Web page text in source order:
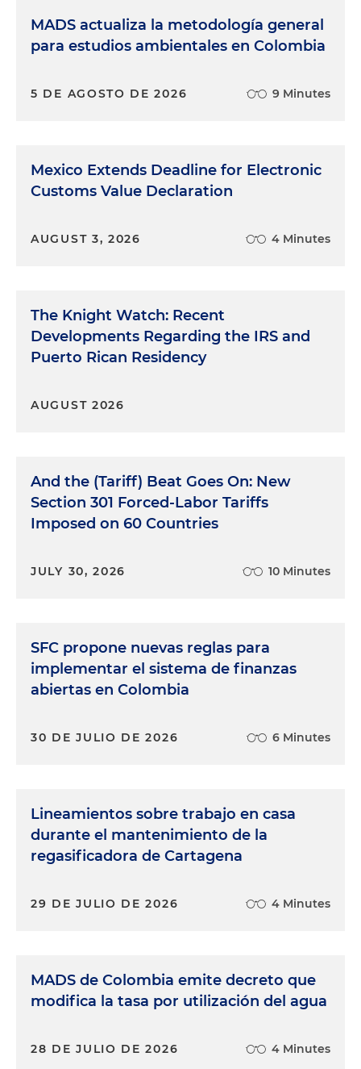
MADS actualiza la metodología general
para estudios ambientales en Colombia
5 DE AGOSTO DE 2026 9 Minutes
Mexico Extends Deadline for Electronic
Customs Value Declaration
AUGUST 3, 2026 4 Minutes
The Knight Watch: Recent
Developments Regarding the IRS and
Puerto Rican Residency
AUGUST 2026
And the (Tariff) Beat Goes On: New
Section 301 Forced-Labor Tariffs
Imposed on 60 Countries
JULY 30, 2026 10 Minutes
SFC propone nuevas reglas para
implementar el sistema de finanzas
abiertas en Colombia
30 DE JULIO DE 2026 6 Minutes
Lineamientos sobre trabajo en casa
durante el mantenimiento de la
regasificadora de Cartagena
29 DE JULIO DE 2026 4 Minutes
MADS de Colombia emite decreto que
modifica la tasa por utilización del agua
28 DE JULIO DE 2026 4 Minutes